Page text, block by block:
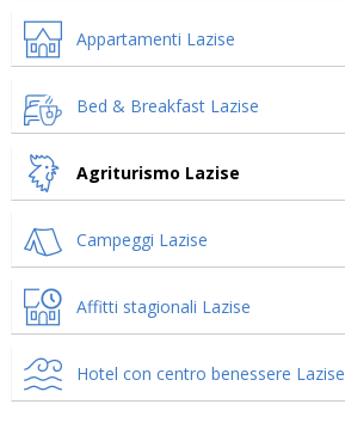
Appartamenti Lazise
Bed & Breakfast Lazise
Agriturismo Lazise
Campeggi Lazise
Affitti stagionali Lazise
Hotel con centro benessere Lazise